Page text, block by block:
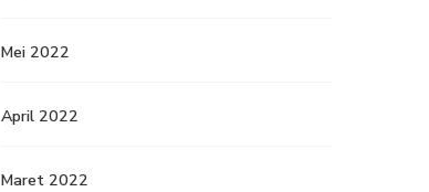
Mei 2022
April 2022
Maret 2022